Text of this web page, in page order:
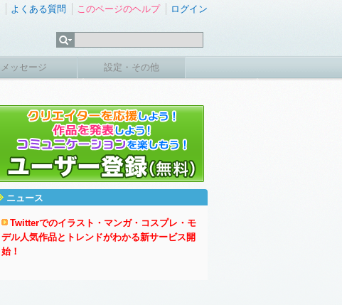
よくある質問 このページのヘルプ ログイン
メッセージ 設定・その他
ニュース
Twitterでのイラスト・マンガ・コスプレ・モ
デル人気作品とトレンドがわかる新サービス開
始！